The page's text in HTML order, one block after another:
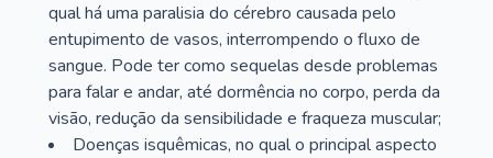
qual há uma paralisia do cérebro causada pelo
entupimento de vasos, interrompendo o fluxo de
sangue. Pode ter como sequelas desde problemas
para falar e andar, até dormência no corpo, perda da
visão, redução da sensibilidade e fraqueza muscular;
Doenças isquêmicas, no qual o principal aspecto